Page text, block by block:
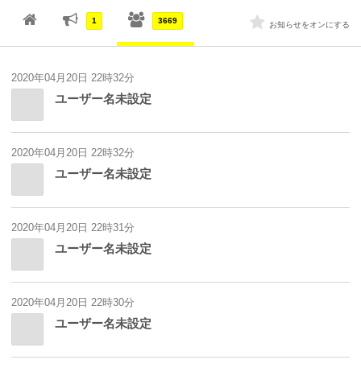
1 3669 お知らせをオンにする
2020年04月20日 22時32分
ユーザー名未設定
2020年04月20日 22時32分
ユーザー名未設定
2020年04月20日 22時31分
ユーザー名未設定
2020年04月20日 22時30分
ユーザー名未設定